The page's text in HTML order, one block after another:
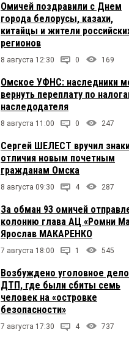
Омичей поздравили с Днем
города белорусы, казахи,
китайцы и жители
регионов
8 августа 12:30 0 169
Омское УФНС: наследники
вернуть переплату по
наследодателя
8 августа 11:00 0 247
Сергей ШЕЛЕСТ вручил
отличия новым почетным
гражданам Омска
8 августа 09:30 4 287
За обман 93 омичей
колонию глава АЦ «Ромни
Ярослав МАКАРЕНКО
7 августа 18:00 1 545
Возбуждено уголовное
ДТП, где были сбиты семь
человек на «островке
безопасности»
7 августа 17:30 4 737